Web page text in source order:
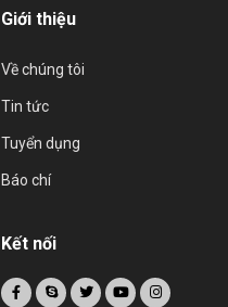
Giới thiệu
Về chúng tôi
Tin tức
Tuyển dụng
Báo chí
Kết nối